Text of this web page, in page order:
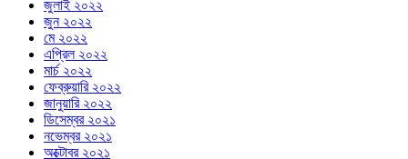
জুলাই ২০২২
জুন ২০২২
মে ২০২২
এপ্রিল ২০২২
মার্চ ২০২২
ফেব্রুয়ারি ২০২২
জানুয়ারি ২০২২
ডিসেম্বর ২০২১
নভেম্বর ২০২১
অক্টোবর ২০২১